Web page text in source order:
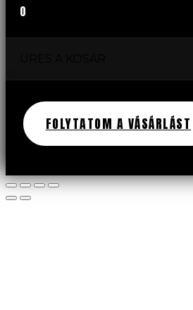
0
FOLYTATOM A VÁSÁRLÁST